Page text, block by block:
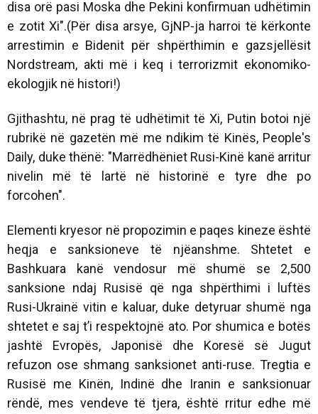
disa orë pasi Moska dhe Pekini konfirmuan udhëtimin
e zotit Xi".(Për disa arsye, GjNP-ja harroi të kërkonte
arrestimin e Bidenit për shpërthimin e gazsjellësit
Nordstream, akti më i keq i terrorizmit ekonomiko-
ekologjik në histori!)
Gjithashtu, në prag të udhëtimit të Xi, Putin botoi një
rubrikë në gazetën më me ndikim të Kinës, People's
Daily, duke thënë: "Marrëdhëniet Rusi-Kinë kanë arritur
nivelin më të lartë në historinë e tyre dhe po
forcohen".
Elementi kryesor në propozimin e paqes kineze është
heqja e sanksioneve të njëanshme. Shtetet e
Bashkuara kanë vendosur më shumë se 2,500
sanksione ndaj Rusisë që nga shpërthimi i luftës
Rusi-Ukrainë vitin e kaluar, duke detyruar shumë nga
shtetet e saj t’i respektojnë ato. Por shumica e botës
jashtë Evropës, Japonisë dhe Koresë së Jugut
refuzon ose shmang sanksionet anti-ruse. Tregtia e
Rusisë me Kinën, Indinë dhe Iranin e sanksionuar
rëndë, mes vendeve të tjera, është rritur edhe më